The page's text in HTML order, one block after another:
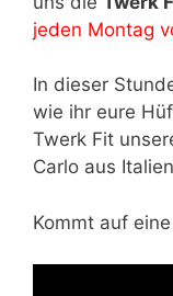
jeden Montag
In dieser
wie ihr eure
Twerk Fit
Carlo aus
Kommt auf